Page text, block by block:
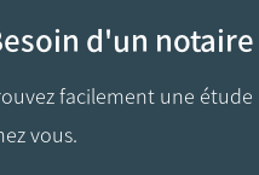
d'un notaire
facilement une
vous.